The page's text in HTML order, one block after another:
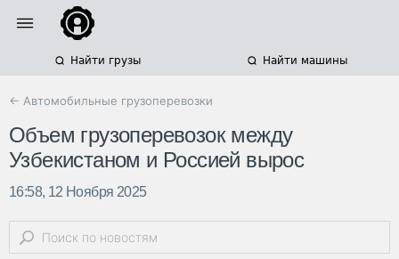
Найти грузы Найти машины
← Автомобильные грузоперевозки
Объем грузоперевозок между
Узбекистаном и Россией вырос
16:58, 12 Ноября 2025